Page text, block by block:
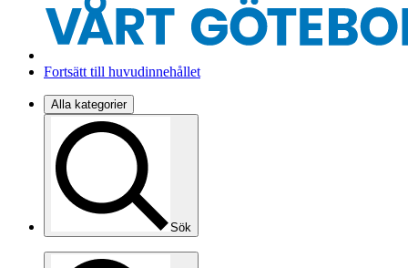
Fortsätt till huvudinnehållet
Alla kategorier
Sök